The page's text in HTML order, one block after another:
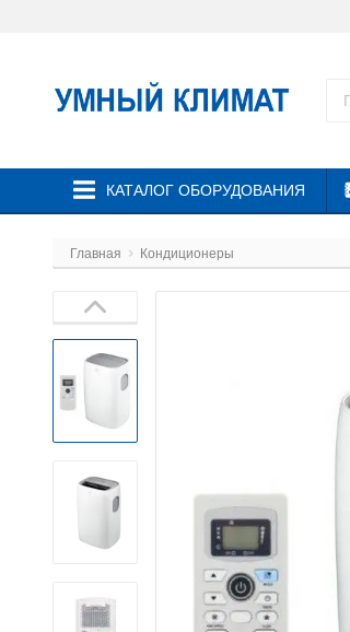
КАТАЛОГ ОБОРУДОВАНИЯ
Главная Кондиционеры